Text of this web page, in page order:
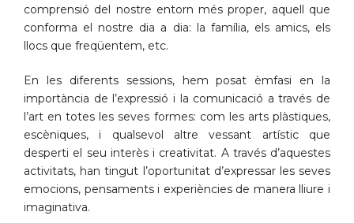
comprensió del nostre entorn més proper, aquell que
conforma el nostre dia a dia: la família, els amics, els
llocs que freqüentem, etc.
En les diferents sessions, hem posat èmfasi en la
importància de l’expressió i la comunicació a través de
l’art en totes les seves formes: com les arts plàstiques,
escèniques, i qualsevol altre vessant artístic que
desperti el seu interès i creativitat. A través d’aquestes
activitats, han tingut l’oportunitat d’expressar les seves
emocions, pensaments i experiències de manera lliure i
imaginativa.